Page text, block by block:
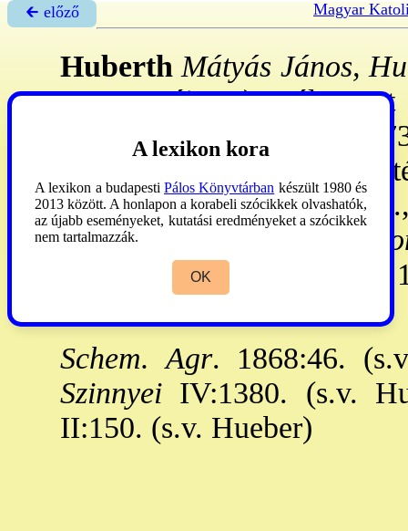
🡰 előző Magyar
Huberth Mátyás János,
1770. máj. 3.):
tanult, a Pázmáneumból
IV. 30:
knk., 1754: kistállyai
Honoribus... Carolie
episcopi Agriensis
...
Schem. Agr. 1868:46.
Szinnyei IV:1380. (s.v.
II:150. (s.v. Hueber)
A lexikon kora
A lexikon a budapesti Pálos Könyvtárban készült 1980 és
2013 között. A honlapon a korabeli szócikkek olvashatók,
az újabb eseményeket, kutatási eredményeket a szócikkek
nem tartalmazzák.
OK